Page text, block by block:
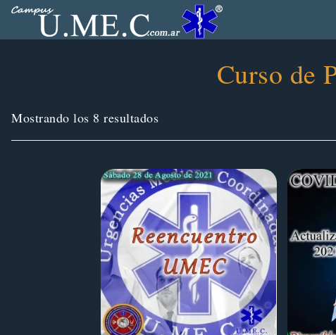
Curso de
Mostrando los 8 resultadosOrdenado
por
últimos